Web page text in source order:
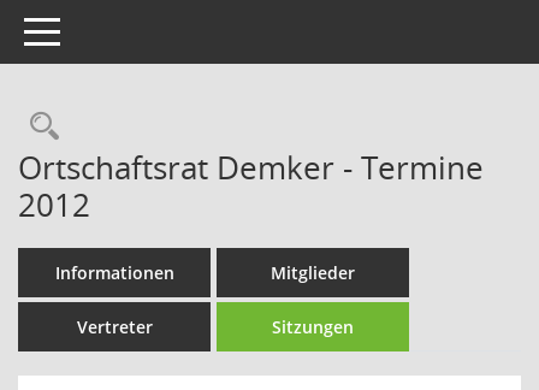
Toggle navigation
Rechercheauswahl
Ortschaftsrat Demker - Termine
2012
Informationen Mitglieder
Vertreter Sitzungen